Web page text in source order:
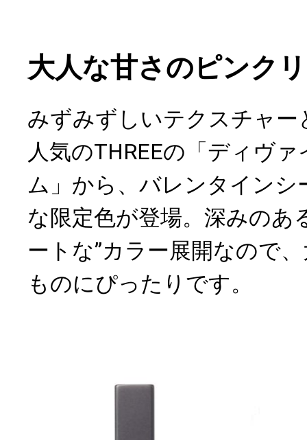
大人な甘さのピンク
みずみずしいテクスチャー
人気のTHREEの「ディヴ
ム」から、バレンタイン
な限定色が登場。深みのあ
ートな”カラー展開なので
ものにぴったりです。